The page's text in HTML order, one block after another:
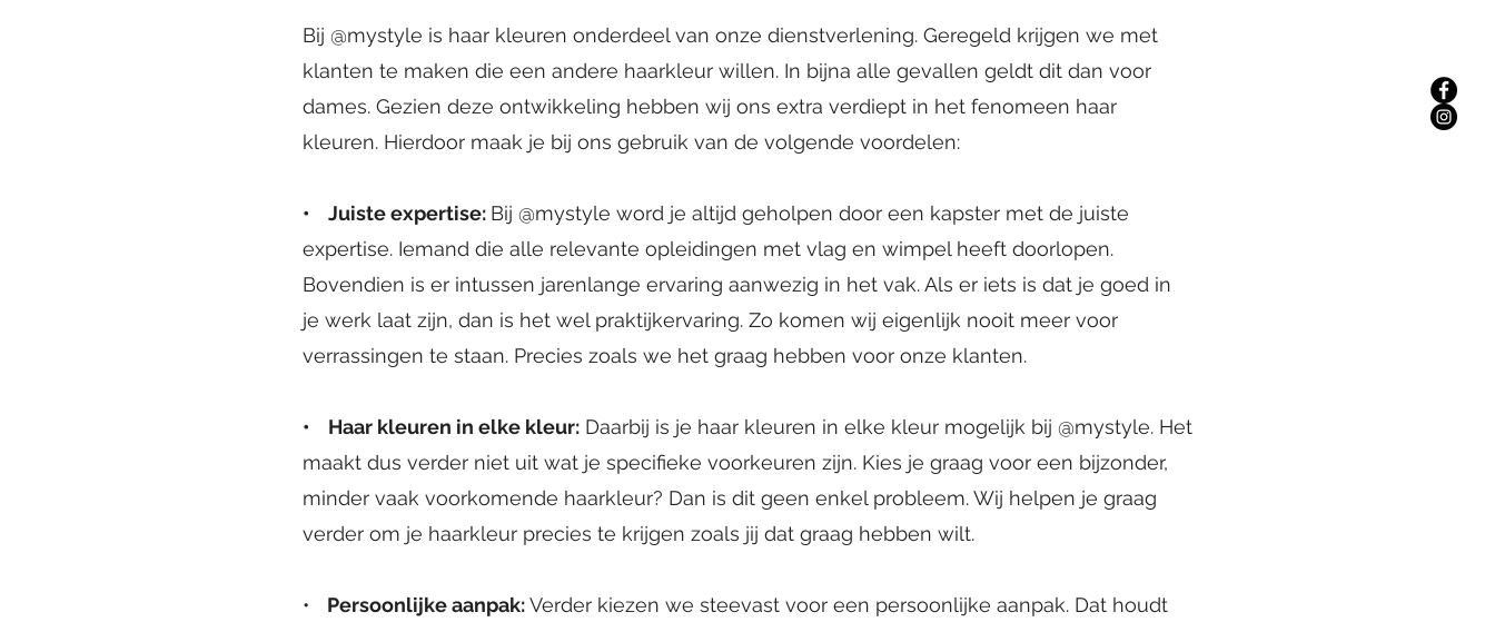
Bij @mystyle is haar kleuren onderdeel van onze dienstverlening. Geregeld krijgen we met
klanten te maken die een andere haarkleur willen. In bijna alle gevallen geldt dit dan voor
dames. Gezien deze ontwikkeling hebben wij ons extra verdiept in het fenomeen haar
kleuren. Hierdoor maak je bij ons gebruik van de volgende voordelen:
• Juiste expertise: Bij @mystyle word je altijd geholpen door een kapster met de juiste
expertise. Iemand die alle relevante opleidingen met vlag en wimpel heeft doorlopen.
Bovendien is er intussen jarenlange ervaring aanwezig in het vak. Als er iets is dat je goed in
je werk laat zijn, dan is het wel praktijkervaring. Zo komen wij eigenlijk nooit meer voor
verrassingen te staan. Precies zoals we het graag hebben voor onze klanten.
• Haar kleuren in elke kleur: Daarbij is je haar kleuren in elke kleur mogelijk bij @mystyle. Het
maakt dus verder niet uit wat je specifieke voorkeuren zijn. Kies je graag voor een bijzonder,
minder vaak voorkomende haarkleur? Dan is dit geen enkel probleem. Wij helpen je graag
verder om je haarkleur precies te krijgen zoals jij dat graag hebben wilt.
• Persoonlijke aanpak:Verder kiezen we steevast voor een persoonlijke aanpak. Dat houdt